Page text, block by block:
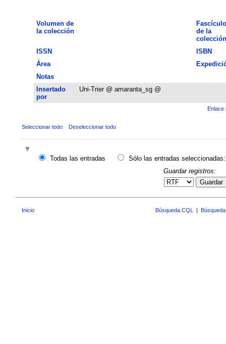
Volumen de
la colección
Fascículo
de la
colección
ISSN
ISBN
Área
Notas
Insertado
por
Uni-Trier @ amaranta_sg @
Enlace
Seleccionar todo Deseleccionar todo
Todas las entradas
Sólo las entradas seleccionadas:
Guardar registros:
Guardar
Inicio Búsqueda CQL